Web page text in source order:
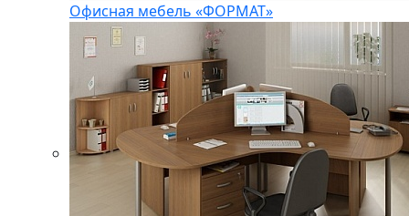
Офисная мебель «ФОРМАТ»